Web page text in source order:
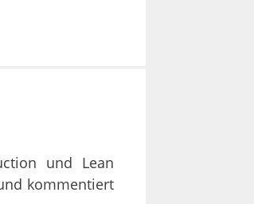
und Lean
kommentiert